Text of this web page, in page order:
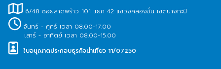
6/48 ซอยลาดพร้าว 101 แยก 42 แขวงคลองจั่น เขตบางกะปิ
จันทร์ - ศุกร์ เวลา 08.00-17.00
เสาร์ - อาทิตย์ เวลา 08.00-15.00
ใบอนุญาตประกอบธุรกิจนำเที่ยว 11/07250